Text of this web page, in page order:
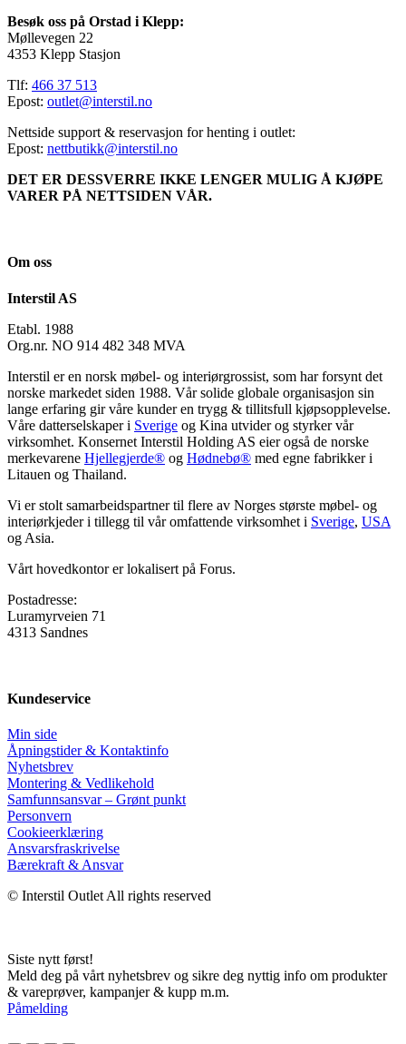
Besøk oss på Orstad i Klepp:
Møllevegen 22
4353 Klepp Stasjon
Tlf: 466 37 513
Epost: outlet@interstil.no
Nettside support & reservasjon for henting i outlet:
Epost: nettbutikk@interstil.no
DET ER DESSVERRE IKKE LENGER MULIG Å KJØPE
VARER PÅ NETTSIDEN VÅR.
Om oss
Interstil AS
Etabl. 1988
Org.nr. NO 914 482 348 MVA
Interstil er en norsk møbel- og interiørgrossist, som har forsynt det
norske markedet siden 1988. Vår solide globale organisasjon sin
lange erfaring gir våre kunder en trygg & tillitsfull kjøpsopplevelse.
Våre datterselskaper i Sverige og Kina utvider og styrker vår
virksomhet. Konsernet Interstil Holding AS eier også de norske
merkevarene Hjellegjerde® og Hødnebø® med egne fabrikker i
Litauen og Thailand.
Vi er stolt samarbeidspartner til flere av Norges største møbel- og
interiørkjeder i tillegg til vår omfattende virksomhet i Sverige, USA
og Asia.
Vårt hovedkontor er lokalisert på Forus.
Postadresse:
Luramyrveien 71
4313 Sandnes
Kundeservice
Min side
Åpningstider & Kontaktinfo
Nyhetsbrev
Montering & Vedlikehold
Samfunnsansvar – Grønt punkt
Personvern
Cookieerklæring
Ansvars­fraskrivelse
Bærekraft & Ansvar
© Interstil Outlet All rights reserved
Siste nytt først!
Meld deg på vårt nyhetsbrev og sikre deg nyttig info om produkter
& vareprøver, kampanjer & kupp m.m.
Påmelding